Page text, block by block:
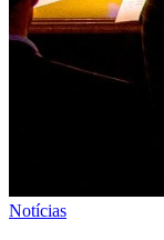
Notícias